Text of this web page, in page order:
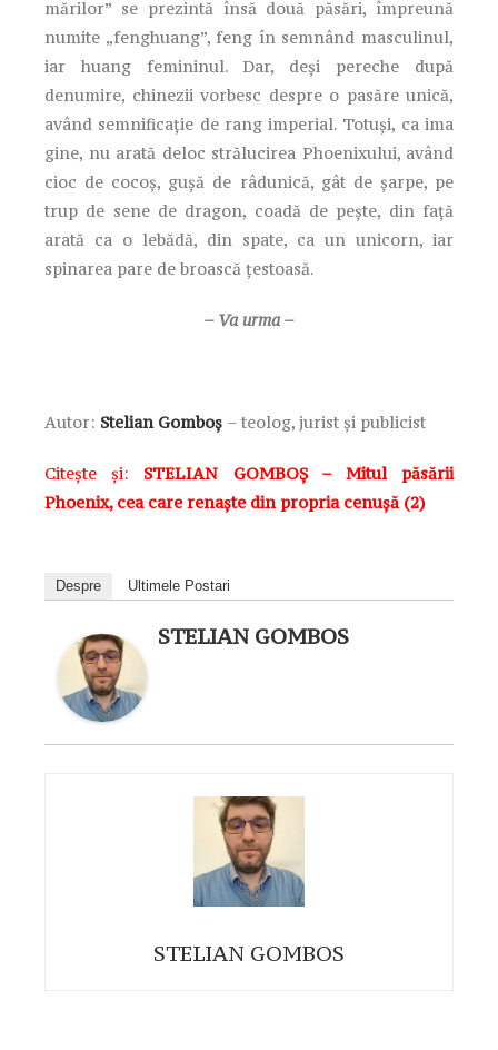
mărilor” se prezintă însă două păsări, împreună
numite „fenghuang”, feng în semnând masculinul,
iar huang femininul. Dar, deşi pereche după
denumire, chinezii vorbesc despre o pasăre unică,
având semnificaţie de rang imperial. Totuşi, ca ima
gine, nu arată deloc strălucirea Phoenixului, având
cioc de cocoş, guşă de râdunică, gât de şarpe, pe
trup de sene de dragon, coadă de peşte, din faţă
arată ca o lebădă, din spate, ca un unicorn, iar
spinarea pare de broască ţestoasă.
– Va urma –
Autor: Stelian Gomboș – teolog, jurist și publicist
Citește și: STELIAN GOMBOȘ – Mitul păsării
Phoenix, cea care renaște din propria cenușă (2)
Despre Ultimele Postari
STELIAN GOMBOS
STELIAN GOMBOS